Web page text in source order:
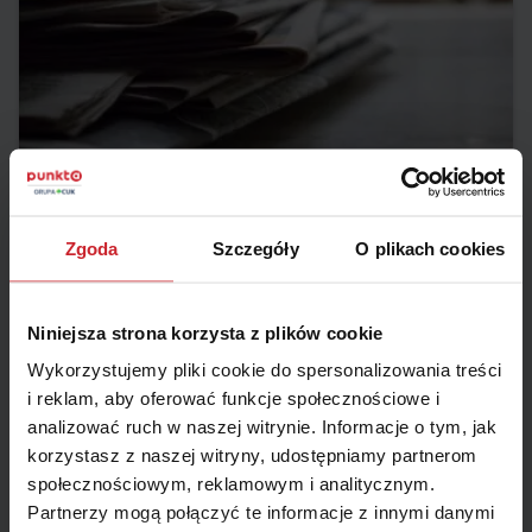
Zgoda Szczegóły O plikach cookies
Niniejsza strona korzysta z plików cookie
Wykorzystujemy pliki cookie do spersonalizowania treści
i reklam, aby oferować funkcje społecznościowe i
analizować ruch w naszej witrynie. Informacje o tym, jak
korzystasz z naszej witryny, udostępniamy partnerom
społecznościowym, reklamowym i analitycznym.
Partnerzy mogą połączyć te informacje z innymi danymi
2018.10.08
Underwriter – kto to taki?
Underwriter to osoba zajmująca się zawodowo szacowaniem
cieszy się coraz większą popularnością wśród osób
poszukujących pracy. Jest odpowiedzialna, wymaga
wszechstronnego wykształcenia i doświadczenie, ale
równocześnie jest dobrze wynagradzana.
Czytaj więcej